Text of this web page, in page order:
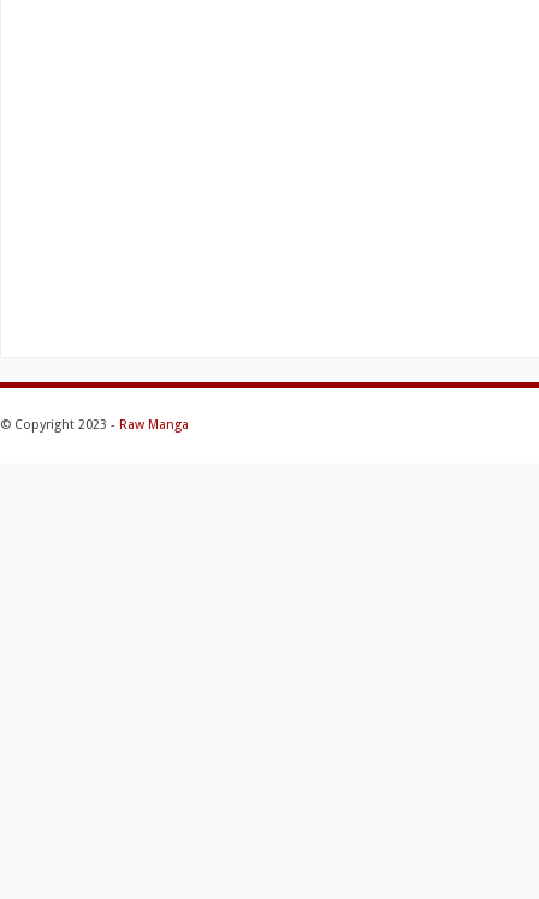
© Copyright 2023 - Raw Manga